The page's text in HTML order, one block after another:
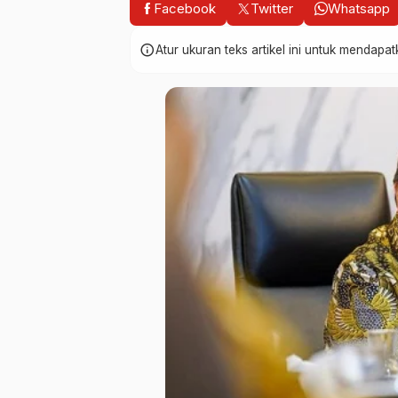
Facebook
Twitter Whatsapp
infoAtur ukuran teks artikel ini untuk